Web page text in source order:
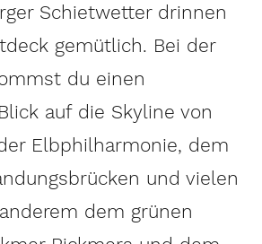
Schietwetter drinnen
gemütlich. Bei der
du einen
auf die Skyline von
Elbphilharmonie, dem
und vielen
dem grünen